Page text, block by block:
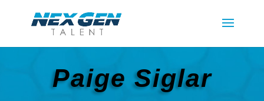
Paige Siglar